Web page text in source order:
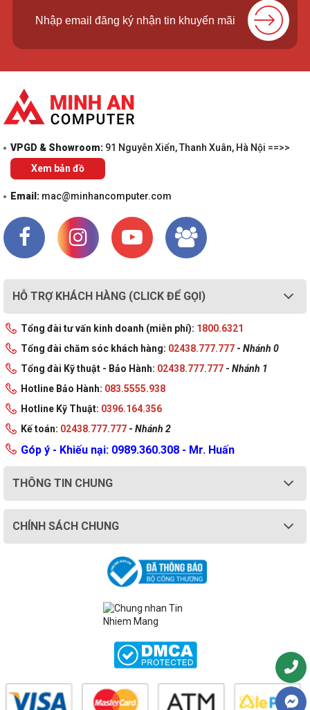
VPGD & Showroom: 91 Nguyễn Xiển, Thanh Xuân, Hà Nội ==>>
Xem bản đồ
Email: mac@minhancomputer.com
HỖ TRỢ KHÁCH HÀNG (CLICK ĐỂ GỌI)
Tổng đài tư vấn kinh doanh (miễn phí): 1800.6321
Tổng đài chăm sóc khách hàng: 02438.777.777 - Nhánh 0
Tổng đài Kỹ thuật - Bảo Hành: 02438.777.777 - Nhánh 1
Hotline Bảo Hành: 083.5555.938
Hotline Kỹ Thuật: 0396.164.356
Kế toán: 02438.777.777 - Nhánh 2
Góp ý - Khiếu nại: 0989.360.308 - Mr. Huấn
THÔNG TIN CHUNG
CHÍNH SÁCH CHUNG